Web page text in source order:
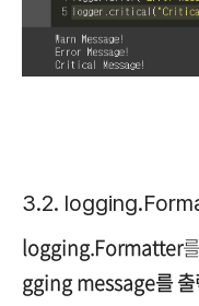
3.2.
logging.Formatter
gging message를 출